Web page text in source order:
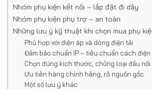
Nhóm phụ kiện kết nối – lắp đặt đi dây
Nhóm phụ kiện phụ trợ – an toàn
Những lưu ý kỹ thuật khi chọn mua phụ
Phù hợp với điện áp và dòng điện tải
Đảm bảo chuẩn IP – tiêu chuẩn cách điện
Chọn đúng kích thước, chủng loại đầu nối
Ưu tiên hàng chính hãng, rõ nguồn gốc
Một số lưu ý khác